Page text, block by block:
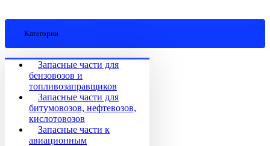
Категории
Запасные части для
бензовозов и
топливозаправщиков
Запасные части для
битумовозов, нефтевозов,
кислотовозов
Запасные части к
авиационным